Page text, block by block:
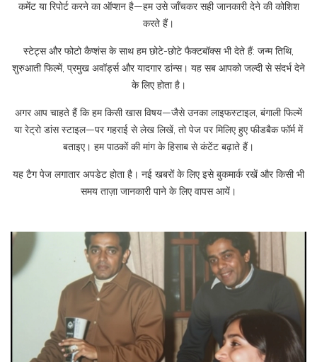
कमेंट या रिपोर्ट करने का ऑप्शन है—हम उसे जाँचकर सही जानकारी देने की कोशिश
करते हैं।
स्टेट्स और फोटो कैप्शंस के साथ हम छोटे-छोटे फैक्टबॉक्स भी देते हैं: जन्म तिथि,
शुरुआती फिल्में, प्रमुख अवॉर्ड्स और यादगार डांन्स। यह सब आपको जल्दी से संदर्भ देने
के लिए होता है।
अगर आप चाहते हैं कि हम किसी खास विषय—जैसे उनका लाइफस्टाइल, बंगाली फिल्में
या रेट्रो डांस स्टाइल—पर गहराई से लेख लिखें, तो पेज पर मिलिए हुए फीडबैक फॉर्म में
बताइए। हम पाठकों की मांग के हिसाब से कंटेंट बढ़ाते हैं।
यह टैग पेज लगातार अपडेट होता है। नई खबरों के लिए इसे बुकमार्क रखें और किसी भी
समय ताज़ा जानकारी पाने के लिए वापस आयें।